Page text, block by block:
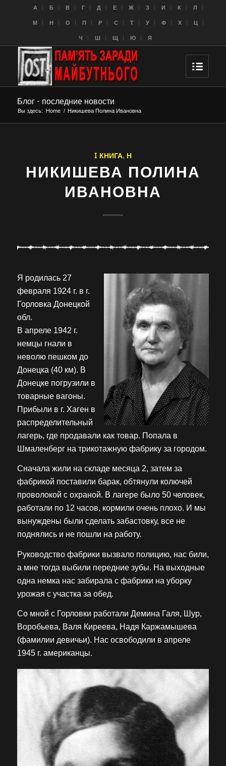
A Б В Г Д Е Ж З И К Л
M Н О П Р С Т У Ф Х Ц
Ч Ш Щ Ю Я
Блог - последние новости
Вы здесь: Home / Никишева Полина Ивановна
I КНИГА, Н
НИКИШЕВА ПОЛИНА
ИВАНОВНА
Я родилась 27
февраля 1924 г. в г.
Горловка Донецкой
обл.
В апреле 1942 г.
немцы гнали в
неволю пешком до
Донецка (40 км). В
Донецке погрузили в
товарные вагоны.
Прибыли в г. Хаген в
распределительный
лагерь, где продавали как товар. Попала в
Шмаленберг на трикотажную фабрику за городом.
Сначала жили на складе месяца 2, затем за
фабрикой поставили барак, обтянули колючей
проволокой с охраной. В лагере было 50 человек,
работали по 12 часов, кормили очень плохо. И мы
вынуждены были сделать забастовку, все не
поднялись и не пошли на работу.
Руководство фабрики вызвало полицию, нас били,
а мне тогда выбили передние зубы. На выходные
одна немка нас забирала с фабрики на уборку
урожая с участка за обед.
Со мной с Горловки работали Демина Галя, Шур,
Воробьева, Валя Киреева, Надя Каржамышева
(фамилии девичьи). Нас освободили в апреле
1945 г. американцы.